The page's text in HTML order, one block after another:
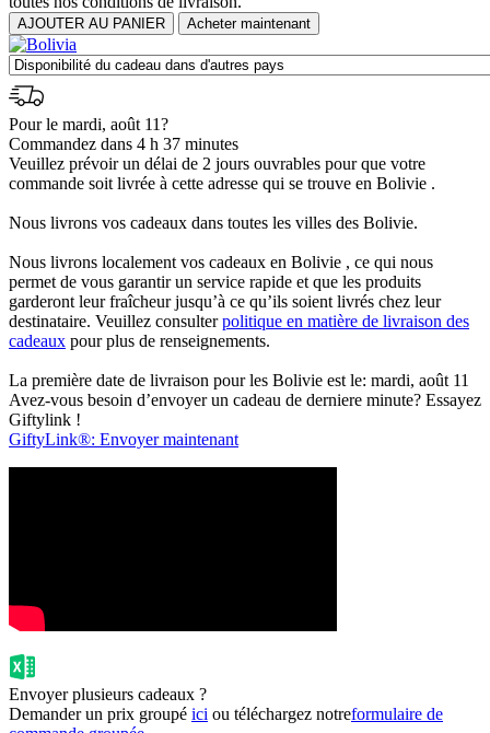
Pour le mardi, août 11?
Commandez dans 4 h 37 minutes
Veuillez prévoir un délai de 2 jours ouvrables pour que votre
commande soit livrée à cette adresse qui se trouve en Bolivie .
Nous livrons vos cadeaux dans toutes les villes des Bolivie.
Nous livrons localement vos cadeaux en Bolivie , ce qui nous
permet de vous garantir un service rapide et que les produits
garderont leur fraîcheur jusqu’à ce qu’ils soient livrés chez leur
destinataire. Veuillez consulterpolitique en matière de livraison des
cadeaux pour plus de renseignements.
La première date de livraison pour les Bolivie est le: mardi, août 11
Avez-vous besoin d’envoyer un cadeau de derniere minute? Essayez
Giftylink !
GiftyLink®: Envoyer maintenant
Envoyer plusieurs cadeaux ?
Demander un prix groupé ici ou téléchargez notreformulaire de